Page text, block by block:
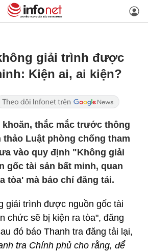
giải trình được
Kiện ai, ai kiện?
thắc mắc trước thông
Luật phòng chống tham
vào quy định "Không giải
gốc tài sản bất minh, quan
tòa' mà báo chí đăng tải.
giải trình được nguồn gốc tài
chức sẽ bị kiện ra tòa", đăng
đó báo Thanh tra đăng tải lại,
tra Chính phủ cho rằng, để